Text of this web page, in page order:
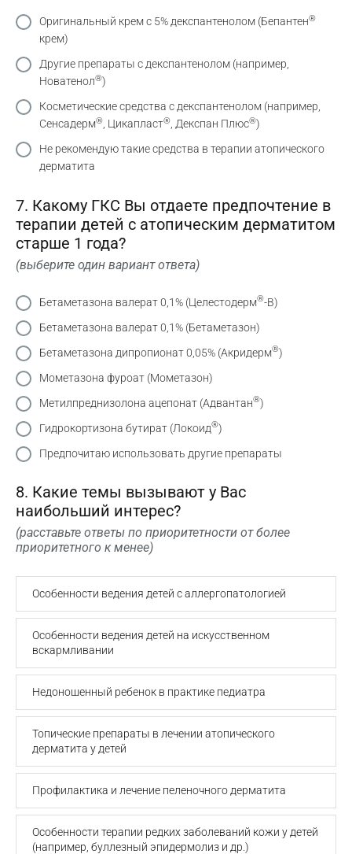
Оригинальный крем с 5% декспантенолом (Бепантен®
крем)
Другие препараты с декспантенолом (например,
Новатенол®)
Косметические средства с декспантенолом (например,
Сенсадерм®, Цикапласт®, Декспан Плюс®)
Не рекомендую такие средства в терапии атопического
дерматита
7. Какому ГКС Вы отдаете предпочтение в
терапии детей с атопическим дерматитом
старше 1 года?
(выберите один вариант ответа)
Бетаметазона валерат 0,1% (Целестодерм®-В)
Бетаметазона валерат 0,1% (Бетаметазон)
Бетаметазона дипропионат 0,05% (Акридерм®)
Мометазона фуроат (Мометазон)
Метилпреднизолона ацепонат (Адвантан®)
Гидрокортизона бутират (Локоид®)
Предпочитаю использовать другие препараты
8. Какие темы вызывают у Вас
наибольший интерес?
(расставьте ответы по приоритетности от более
приоритетного к менее)
Особенности ведения детей с аллергопатологией
Особенности ведения детей на искусственном
вскармливании
Недоношенный ребенок в практике педиатра
Топические препараты в лечении атопического
дерматита у детей
Профилактика и лечение пеленочного дерматита
Особенности терапии редких заболеваний кожи у детей
(например, буллезный эпидермолиз и др.)